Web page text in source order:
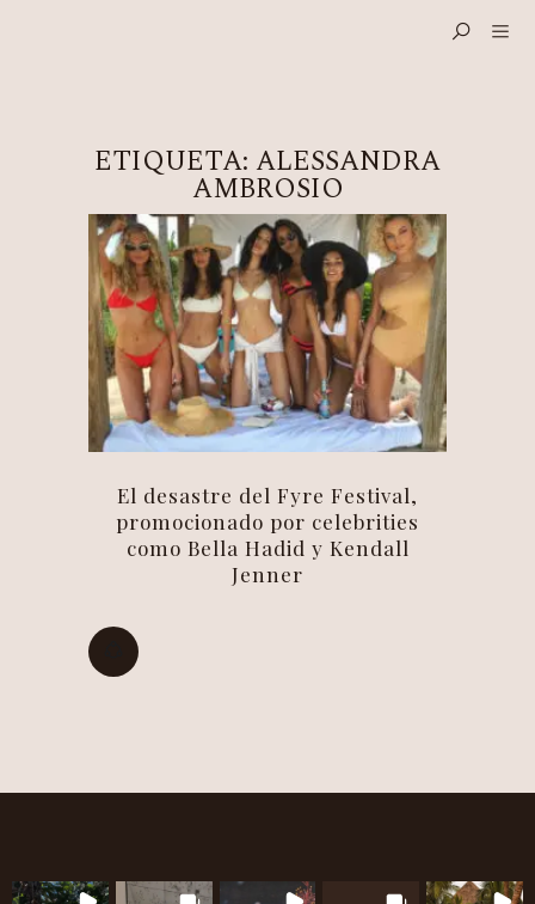
ETIQUETA: ALESSANDRA
AMBROSIO
El desastre del Fyre Festival,
promocionado por celebrities
como Bella Hadid y Kendall
Jenner